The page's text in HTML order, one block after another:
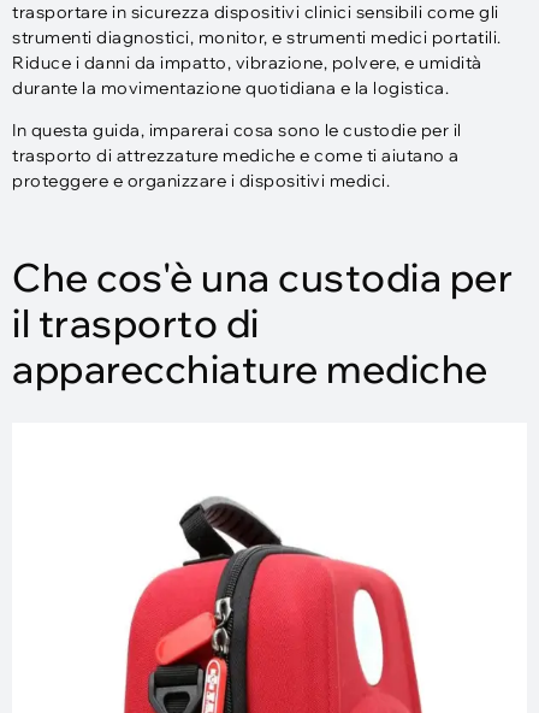
trasportare in sicurezza dispositivi clinici sensibili come gli
strumenti diagnostici, monitor, e strumenti medici portatili.
Riduce i danni da impatto, vibrazione, polvere, e umidità
durante la movimentazione quotidiana e la logistica.
In questa guida, imparerai cosa sono le custodie per il
trasporto di attrezzature mediche e come ti aiutano a
proteggere e organizzare i dispositivi medici.
Che cos'è una custodia per
il trasporto di
apparecchiature mediche